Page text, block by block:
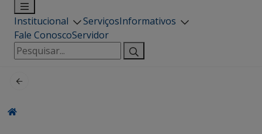
Institucional ServiçosInformativos
Fale ConoscoServidor
Pesquisar
por: